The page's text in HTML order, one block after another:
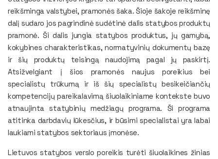
reikšminga valstybei, pramonės šaka. Šioje šakoje reikšminę
dalį sudaro jos pagrindinė sudėtinė dalis statybos produktų
pramonė. Ši dalis jungia statybos produktus, jų gamybą,
kokybines charakteristikas, normatyvinių dokumentų bazę
ir šių produktų teisingą naudojimą pagal jų paskirtį.
Atsižvelgiant į šios pramonės naujus poreikius bei
specialistų trūkumą ir iš šių specialistų besikeičiančių
kompetencijų pareikalavimą šiuolaikiniame kontekste buvo
atnaujinta statybinių medžiagų programa. Ši programa
atitinka darbdavių lūkesčius, ir būsimi specialistai yra labai
laukiami statybos sektoriaus įmonėse.
Lietuvos statybos verslo poreikis turėti šiuolaikines žinias